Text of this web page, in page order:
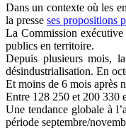
Dans un contexte où les
la presse ses propositions
La Commission
publics en territoire.
Depuis plusieurs mois,
désindustrialisation. En
Et moins de 6 mois après
Entre 128 250 et 200 330
Une tendance globale à
période septembre/